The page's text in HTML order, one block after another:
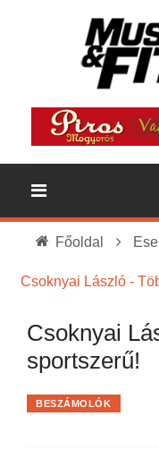
Főoldal
Csoknyai László -
Csoknyai
sportszerű!
BESZÁMOLÓK